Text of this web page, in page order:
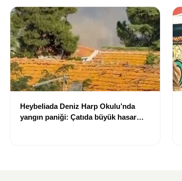
Heybeliada Deniz Harp Okulu’nda
yangın paniği: Çatıda büyük hasar